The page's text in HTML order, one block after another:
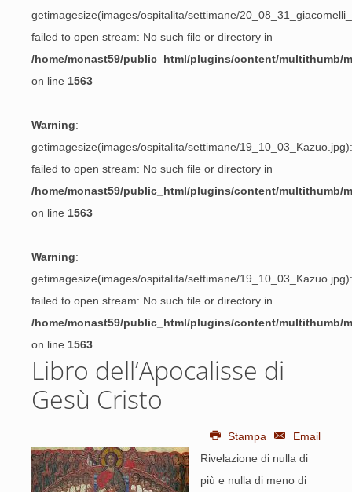
getimagesize(images/ospitalita/settimane/
failed to open stream: No such file or directory in
/home/monast59/public_html/plugins/content/multithumb/
on line 1563
Warning:
getimagesize(images/ospitalita/settimane/19_10_03_Kazuo.jpg):
failed to open stream: No such file or directory in
/home/monast59/public_html/plugins/content/multithumb/
on line 1563
Warning:
getimagesize(images/ospitalita/settimane/19_10_03_Kazuo.jpg):
failed to open stream: No such file or directory in
/home/monast59/public_html/plugins/content/multithumb/
on line 1563
Libro dell’Apocalisse di
Gesù Cristo
Stampa
Email
Rivelazione di nulla di
più e nulla di meno di